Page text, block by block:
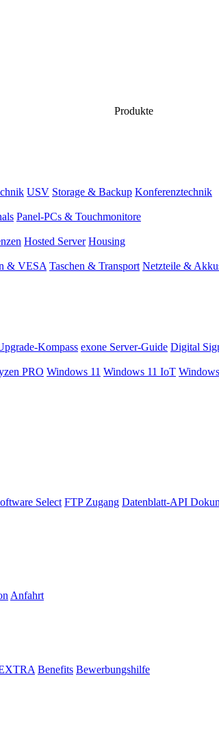
Produkte
USV Storage & Backup Konferenztechnik
Panel-PCs & Touchmonitore
Hosted Server Housing
& VESA Taschen & Transport Netzteile &
Kompass exone Server-Guide Digital
PRO Windows 11 Windows 11 IoT
Select FTP Zugang Datenblatt-API
Anfahrt
Benefits Bewerbungshilfe